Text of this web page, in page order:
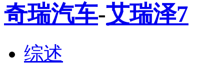
奇瑞汽车-艾瑞泽7
综述